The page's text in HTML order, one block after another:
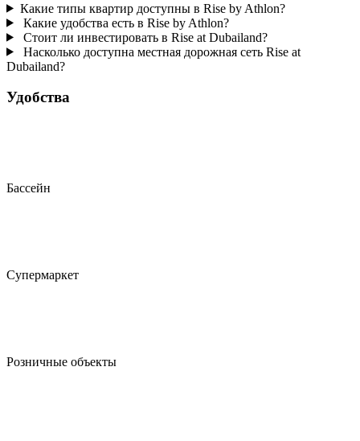
Какие типы квартир доступны в Rise by Athlon?
Какие удобства есть в Rise by Athlon?
Стоит ли инвестировать в Rise at Dubailand?
Насколько доступна местная дорожная сеть Rise at
Dubailand?
Удобства
Бассейн
Супермаркет
Розничные объекты